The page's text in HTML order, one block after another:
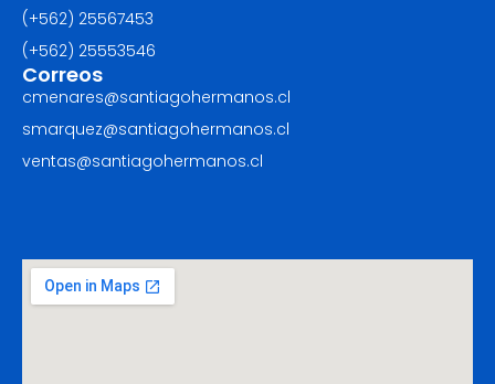
(+562) 25567453‬
(+562) ‪25553546
Correos
cmenares@santiagohermanos.cl
smarquez@santiagohermanos.cl
ventas@santiagohermanos.cl